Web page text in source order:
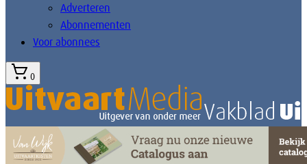
Adverteren
Abonnementen
Voor abonnees
0